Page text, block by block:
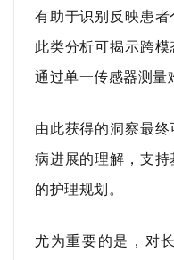
有助于识别反映患者
此类分析可揭示跨
通过单一传感器测量
由此获得的洞察最
病进展的理解，支
的护理规划。
尤为重要的是，对